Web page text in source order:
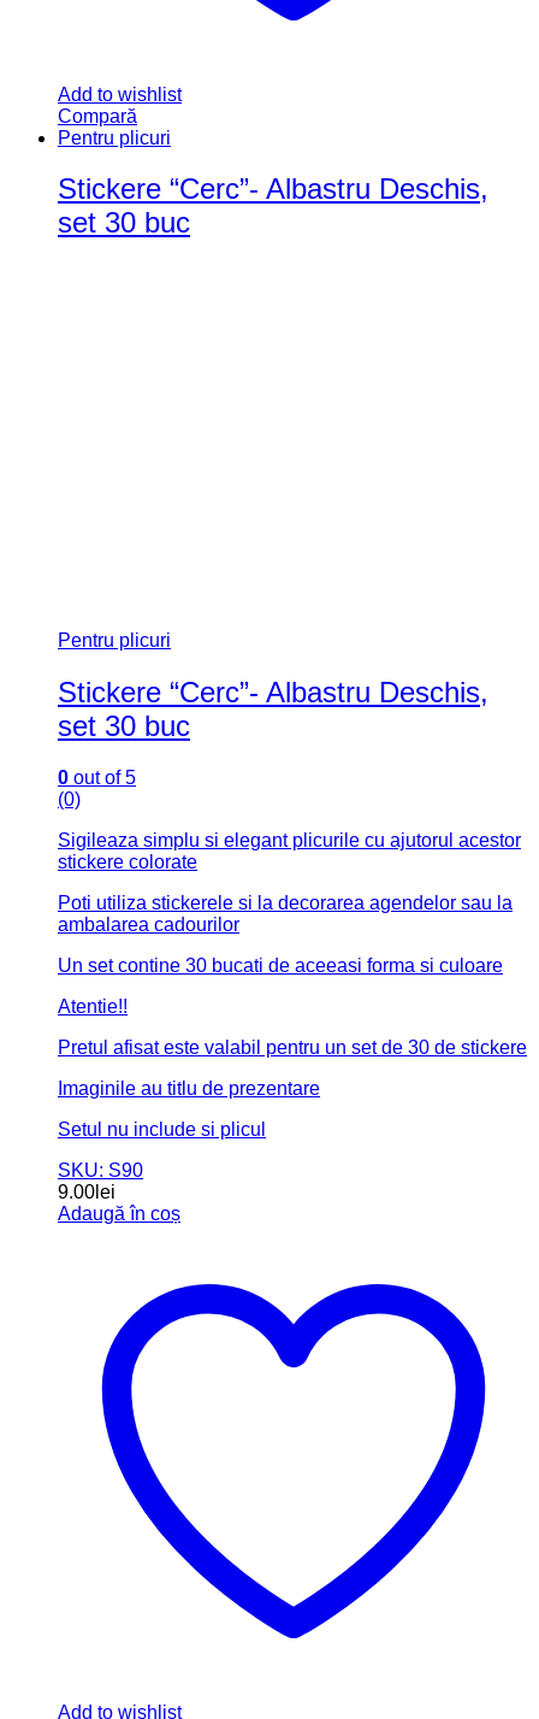
Add to wishlist
Compară
Pentru plicuri
Stickere “Cerc”- Albastru Deschis,
set 30 buc
Pentru plicuri
Stickere “Cerc”- Albastru Deschis,
set 30 buc
0 out of 5
(0)
Sigileaza simplu si elegant plicurile cu ajutorul acestor
stickere colorate
Poti utiliza stickerele si la decorarea agendelor sau la
ambalarea cadourilor
Un set contine 30 bucati de aceeasi forma si culoare
Atentie!!
Pretul afisat este valabil pentru un set de 30 de stickere
Imaginile au titlu de prezentare
Setul nu include si plicul
SKU: S90
9.00 lei
Adaugă în coș
Add to wishlist